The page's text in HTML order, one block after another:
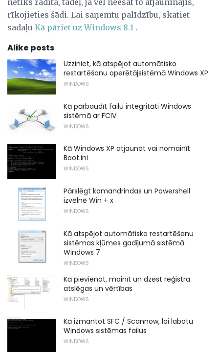
netiks rādīta, tādēļ, ja vēl neesat to atjauninājis,
rīkojieties šādi. Lai saņemtu palīdzību, skatiet
sadaļu Kā pāriet uz Windows 8.1 .
Alike posts
Uzziniet, kā atspējot automātisko
restartēšanu operētājsistēmā Windows XP
WINDOWS
Kā pārbaudīt failu integritāti Windows
sistēmā ar FCIV
WINDOWS
Kā Windows XP atjaunot vai nomainīt
Boot.ini
WINDOWS
Pārslēgt komandrindas un Powershell
izvēlnē Win + x
WINDOWS
Kā atspējot automātisko restartēšanu
sistēmas kļūmes gadījumā sistēmā
Windows 7
WINDOWS
Kā pievienot, mainīt un dzēst reģistra
atslēgas un vērtības
WINDOWS
Kā izmantot SFC / Scannow, lai labotu
Windows sistēmas failus
WINDOWS